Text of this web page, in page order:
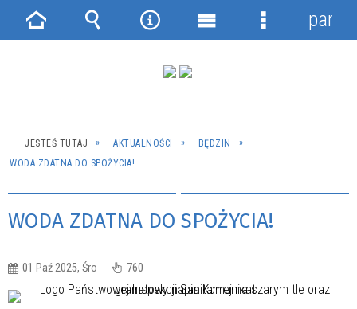
JESTEŚ TUTAJ AKTUALNOŚCI
BĘDZIN
WODA ZDATNA DO SPOŻYCIA!
WODA ZDATNA DO SPOŻYCIA!
01 Paź 2025, Śro 760
Strona Wyszukiwarka
NarzędziaMenu
Menu
panel